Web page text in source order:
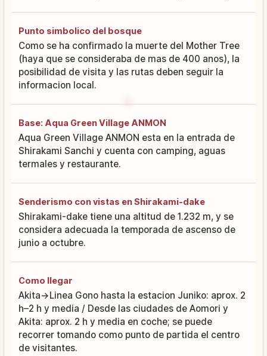
Punto simbolico del bosque
Como se ha confirmado la muerte del Mother Tree
(haya que se consideraba de mas de 400 anos), la
posibilidad de visita y las rutas deben seguir la
informacion local.
Base: Aqua Green Village ANMON
Aqua Green Village ANMON esta en la entrada de
Shirakami Sanchi y cuenta con camping, aguas
termales y restaurante.
Senderismo con vistas en Shirakami-dake
Shirakami-dake tiene una altitud de 1.232 m, y se
considera adecuada la temporada de ascenso de
junio a octubre.
Como llegar
Akita→Linea Gono hasta la estacion Juniko: aprox. 2
h–2 h y media / Desde las ciudades de Aomori y
Akita: aprox. 2 h y media en coche; se puede
recorrer tomando como punto de partida el centro
de visitantes.